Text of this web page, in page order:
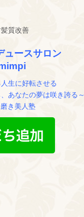
質改善
ュースサロン
生に好転させる
あなたの夢は咲き誇る～
き美人塾